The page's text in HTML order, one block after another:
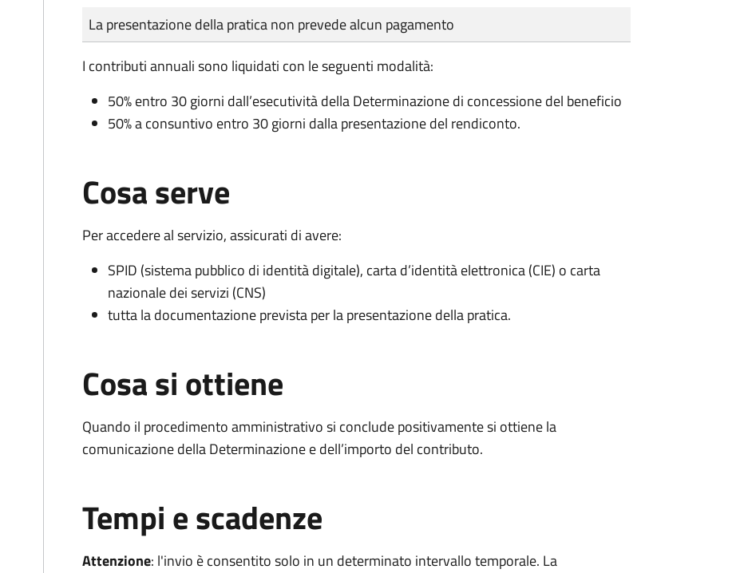
Tipo di pagamento
Importo
La presentazione della pratica non prevede alcun pagamento
I contributi annuali sono liquidati con le seguenti modalità:
50% entro 30 giorni dall’esecutività della Determinazione di concessione del beneficio
50% a consuntivo entro 30 giorni dalla presentazione del rendiconto.
Cosa serve
Per accedere al servizio, assicurati di avere:
SPID (sistema pubblico di identità digitale), carta d’identità elettronica (CIE) o carta
nazionale dei servizi (CNS)
tutta la documentazione prevista per la presentazione della pratica.
Cosa si ottiene
Quando il procedimento amministrativo si conclude positivamente si ottiene la
comunicazione della Determinazione e dell’importo del contributo.
Tempi e scadenze
Attenzione: l'invio è consentito solo in un determinato intervallo temporale. La